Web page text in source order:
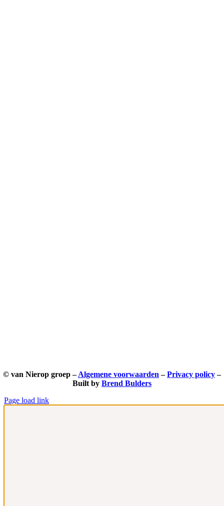
© van Nierop groep –Algemene voorwaarden–Privacy policy–
Built by Brend Bulders
Page load link
Ga